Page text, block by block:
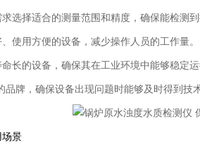
求选择适合的测量范围和精度，确保能检测到
使用方便的设备，减少操作人员的工作量。
长的设备，确保其在工业环境中能够稳定运
品牌，确保设备出现问题时能够及时得到技
场景